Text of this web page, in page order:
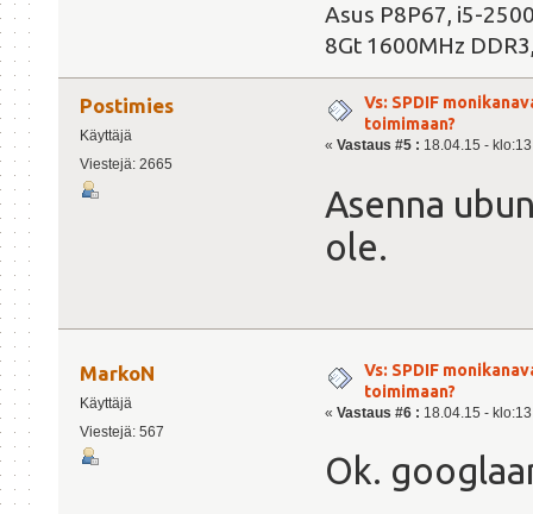
Asus P8P67, i5-
8Gt 1600MHz
Postimies
Käyttäjä
Viestejä: 2665
Vs: SPDIF
toimimaan?
« Vastaus #5 : 18.04.15 -
Asenna
ole.
MarkoN
Käyttäjä
Viestejä: 567
Vs: SPDIF
toimimaan?
« Vastaus #6 : 18.04.15 -
Ok.